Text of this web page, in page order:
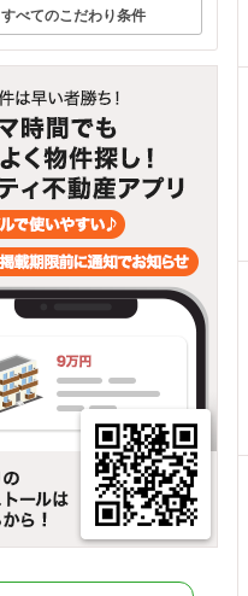
すべてのこだわり条件